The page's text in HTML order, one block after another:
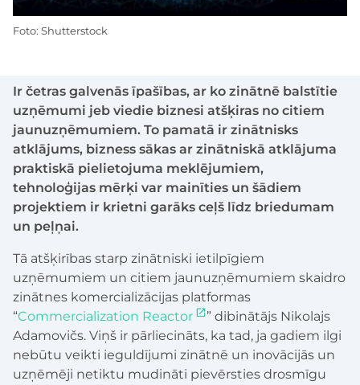
Ir četras galvenās īpašības, ar ko zinātnē balstītie
uzņēmumi jeb viedie biznesi atšķiras no citiem
jaunuzņēmumiem. To pamatā ir zinātnisks
atklājums, bizness sākas ar zinātniskā atklājuma
praktiskā pielietojuma meklējumiem,
tehnoloģijas mērķi var mainīties un šādiem
projektiem ir krietni garāks ceļš līdz briedumam
un peļņai.
Tā atšķirības starp zinātniski ietilpīgiem
uzņēmumiem un citiem jaunuzņēmumiem skaidro
zinātnes komercializācijas platformas
“Commercialization Reactor
” dibinātājs Nikolajs
Adamovičs. Viņš ir pārliecināts, ka tad, ja gadiem ilgi
nebūtu veikti ieguldījumi zinātnē un inovācijās un
uzņēmēji netiktu mudināti pievērsties drosmīgu
Foto: Shutterstock